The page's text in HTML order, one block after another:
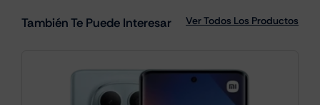
También Te Puede Interesar Ver Todos Los Productos